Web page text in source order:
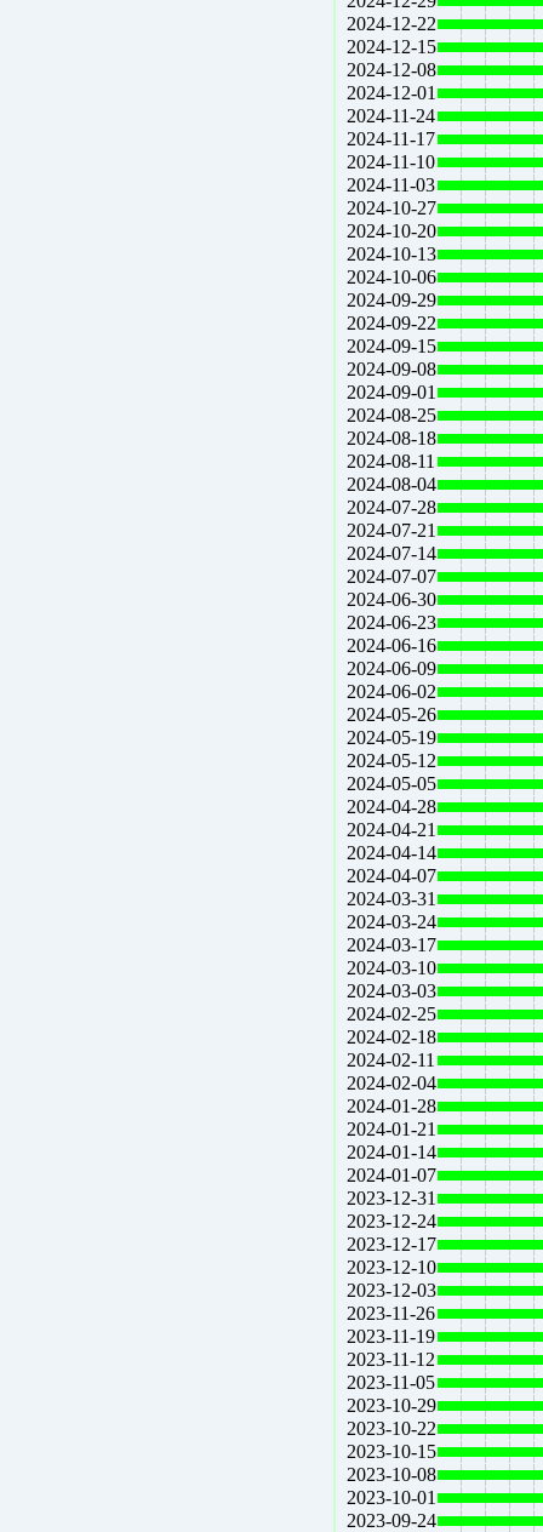
2024-12-22
2024-12-15
2024-12-08
2024-12-01
2024-11-24
2024-11-17
2024-11-10
2024-11-03
2024-10-27
2024-10-20
2024-10-13
2024-10-06
2024-09-29
2024-09-22
2024-09-15
2024-09-08
2024-09-01
2024-08-25
2024-08-18
2024-08-11
2024-08-04
2024-07-28
2024-07-21
2024-07-14
2024-07-07
2024-06-30
2024-06-23
2024-06-16
2024-06-09
2024-06-02
2024-05-26
2024-05-19
2024-05-12
2024-05-05
2024-04-28
2024-04-21
2024-04-14
2024-04-07
2024-03-31
2024-03-24
2024-03-17
2024-03-10
2024-03-03
2024-02-25
2024-02-18
2024-02-11
2024-02-04
2024-01-28
2024-01-21
2024-01-14
2024-01-07
2023-12-31
2023-12-24
2023-12-17
2023-12-10
2023-12-03
2023-11-26
2023-11-19
2023-11-12
2023-11-05
2023-10-29
2023-10-22
2023-10-15
2023-10-08
2023-10-01
2023-09-24